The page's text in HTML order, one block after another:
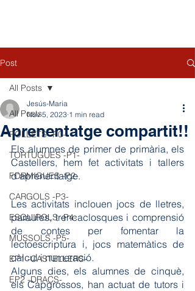
Post
All Posts
POLLETS -P0-
TORTUGUES -P1-
FORMIGUES -P2-
CARGOLS -P3-
ESQUIROLS -P4-
MUSSOLS -P5-
EP1 -CASTELLERS-
EP2 -DRACS-
All Posts
Aprenentatge compartit!!
Jesús-Maria
Nov 5, 2023 1 min read
Els alumnes de primer de primària, els
Castellers, hem fet activitats i tallers
d'aprenentatge.
Les activitats inclouen jocs de lletres,
paraules, trencaclosques i comprensió
de contes per fomentar la
lectoescriptura i, jocs matemàtics de
càlcul i numeració.
Alguns dies, els alumnes de cinquè,
els Capgrossos, han actuat de tutors i